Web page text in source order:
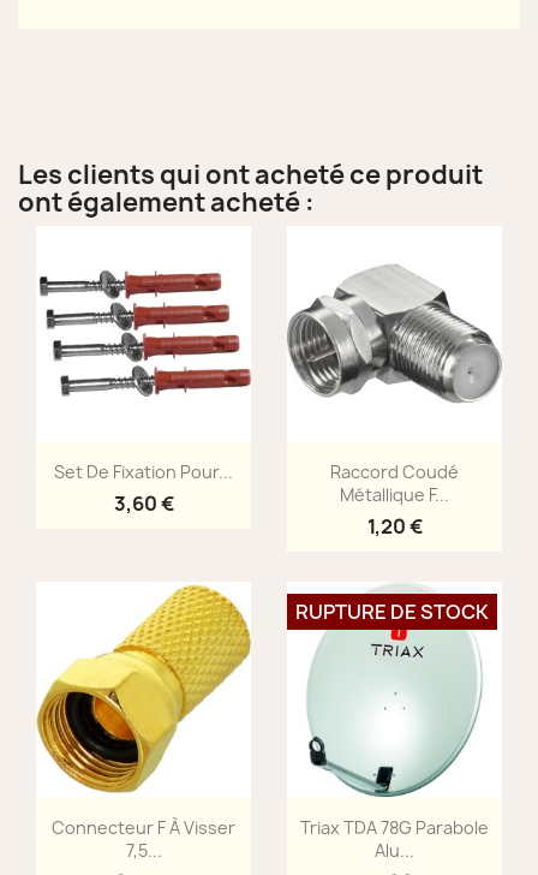
Les clients qui ont acheté ce produit
ont également acheté :
Aperçu rapide
Set De Fixation Pour...
3,60 €
Aperçu rapide
Raccord Coudé
Métallique F...
1,20 €
Aperçu rapide
Connecteur F À Visser
7,5...
Aperçu rapide
Triax TDA 78G Parabole
Alu...
RUPTURE DE STOCK